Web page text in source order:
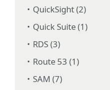
QuickSight (2)
Quick Suite (1)
RDS (3)
Route 53 (1)
SAM (7)